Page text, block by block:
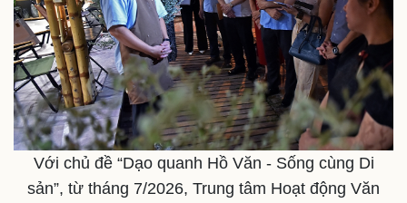
Với chủ đề “Dạo quanh Hồ Văn - Sống cùng Di
sản”, từ tháng 7/2026, Trung tâm Hoạt động Văn